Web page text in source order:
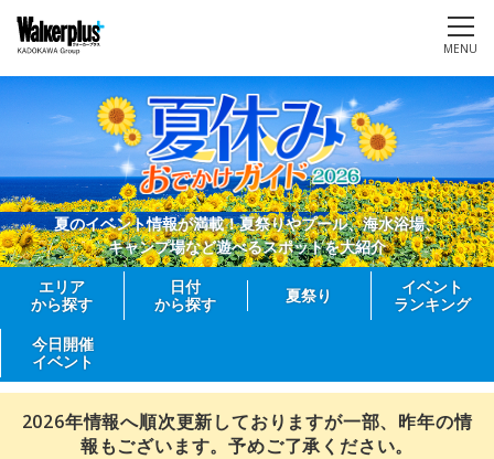
MENU
夏のイベント情報が満載！夏祭りやプール、海水浴場、
キャンプ場など遊べるスポットを大紹介
エリア
から探す
日付
から探す
夏祭り
イベント
ランキング
今日開催
イベント
2026年情報へ順次更新しておりますが一部、昨年の情
報もございます。予めご了承ください。